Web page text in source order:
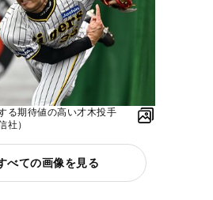
る期待値の高い才木投手
社）
べての画像を見る